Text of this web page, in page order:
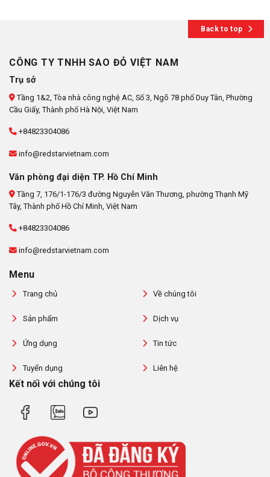
Back to top
CÔNG TY TNHH SAO ĐỎ VIỆT NAM
Trụ sở
Tầng 1&2, Tòa nhà công nghệ AC, Số 3, Ngõ 78 phố Duy Tân, Phường
Cầu Giấy, Thành phố Hà Nội, Việt Nam
+84823304086
info@redstarvietnam.com
Văn phòng đại diện TP. Hồ Chí Minh
Tầng 7, 176/1-176/3 đường Nguyễn Văn Thương, phường Thạnh Mỹ
Tây, Thành phố Hồ Chí Minh, Việt Nam
+84823304086
info@redstarvietnam.com
Menu
Trang chủ Về chúng tôi
Sản phẩm Dịch vụ
Ứng dụng Tin tức
Tuyển dụng Liên hệ
Kết nối với chúng tôi